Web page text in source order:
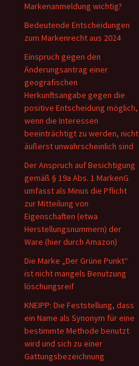
Markenanmeldung wichtig?
Bedeutende Entscheidungen
zum Markenrecht aus 2024
Einspruch gegen den
Änderungsantrag einer
geografischen
Herkunftsangabe gegen die
positive Entscheidung möglich,
wenn die Interessen
beeinträchtigt zu werden, nicht
äußerst unwahrscheinlich sind
Der Anspruch auf Besichtigung
gemäß § 19a Abs. 1 MarkenG
umfasst als Minus die Pflicht
zur Mitteilung von
Eigenschaften (etwa
Herstellungsnummern) der
Ware (hier durch Amazon)
Die Marke „Der Grüne Punkt“
ist nicht mangels Benutzung
löschungsreif
KNEIPP: Die Feststellung, dass
ein Name als Synonym für eine
bestimmte Methode benutzt
wird und sich zu einer
Gattungsbezeichnung